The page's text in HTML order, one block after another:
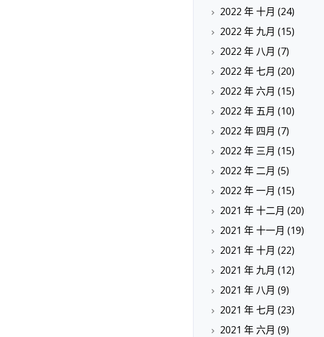
2022 年 十月 (24)
2022 年 九月 (15)
2022 年 八月 (7)
2022 年 七月 (20)
2022 年 六月 (15)
2022 年 五月 (10)
2022 年 四月 (7)
2022 年 三月 (15)
2022 年 二月 (5)
2022 年 一月 (15)
2021 年 十二月 (20)
2021 年 十一月 (19)
2021 年 十月 (22)
2021 年 九月 (12)
2021 年 八月 (9)
2021 年 七月 (23)
2021 年 六月 (9)